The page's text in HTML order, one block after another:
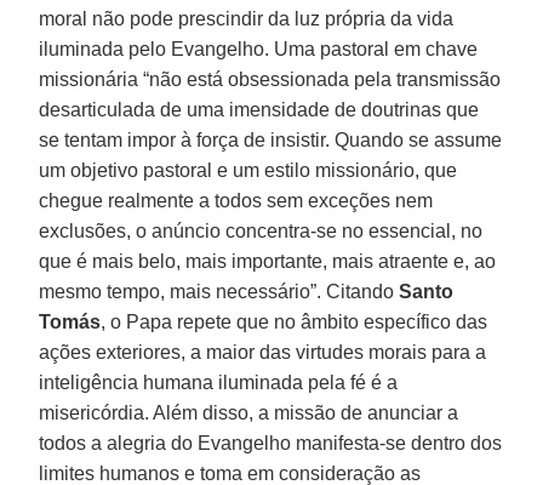
moral não pode prescindir da luz própria da vida
iluminada pelo Evangelho. Uma pastoral em chave
missionária “não está obsessionada pela transmissão
desarticulada de uma imensidade de doutrinas que
se tentam impor à força de insistir. Quando se assume
um objetivo pastoral e um estilo missionário, que
chegue realmente a todos sem exceções nem
exclusões, o anúncio concentra-se no essencial, no
que é mais belo, mais importante, mais atraente e, ao
mesmo tempo, mais necessário”. CitandoSanto
Tomás, o Papa repete que no âmbito específico das
ações exteriores, a maior das virtudes morais para a
inteligência humana iluminada pela fé é a
misericórdia. Além disso, a missão de anunciar a
todos a alegria do Evangelho manifesta-se dentro dos
limites humanos e toma em consideração as